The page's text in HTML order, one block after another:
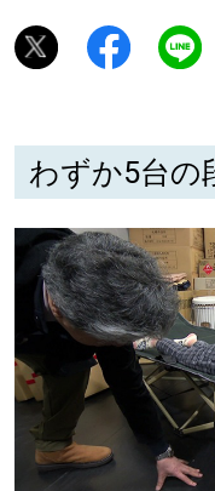
深める
SitakkeTV
LOCAL ローカルエリア
札幌
わずか5台の